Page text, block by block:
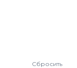
Сбросить